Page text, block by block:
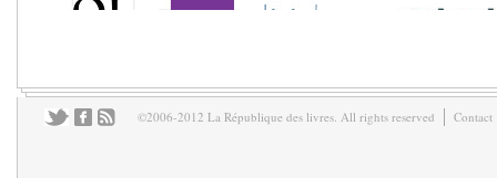
©2006-2012 La République des livres. All rights reserved Contact